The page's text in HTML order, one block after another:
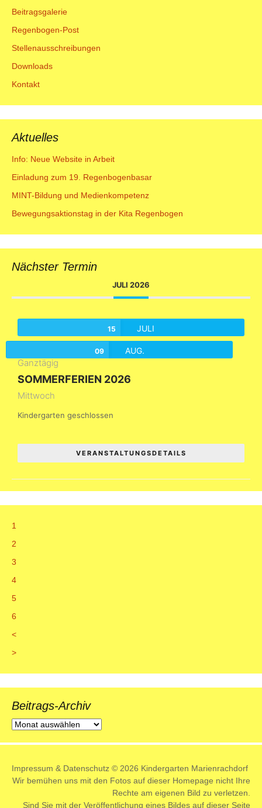
Beitragsgalerie
Regenbogen-Post
Stellenausschreibungen
Downloads
Kontakt
Aktuelles
Info: Neue Website in Arbeit
Einladung zum 19. Regenbogenbasar
MINT-Bildung und Medienkompetenz
Bewegungsaktionstag in der Kita Regenbogen
Nächster Termin
JULI 2026
15 JULI
09 AUG.
Ganztägig
SOMMERFERIEN 2026
Mittwoch
Kindergarten geschlossen
VERANSTALTUNGSDETAILS
1
2
3
4
5
6
<
>
Beitrags-Archiv
Beitrags-
Impressum & Datenschutz © 2026 Kindergarten Marienrachdorf
Wir bemühen uns mit den Fotos auf dieser Homepage nicht Ihre
Rechte am eigenen Bild zu verletzen.
Sind Sie mit der Veröffentlichung eines Bildes auf dieser Seite